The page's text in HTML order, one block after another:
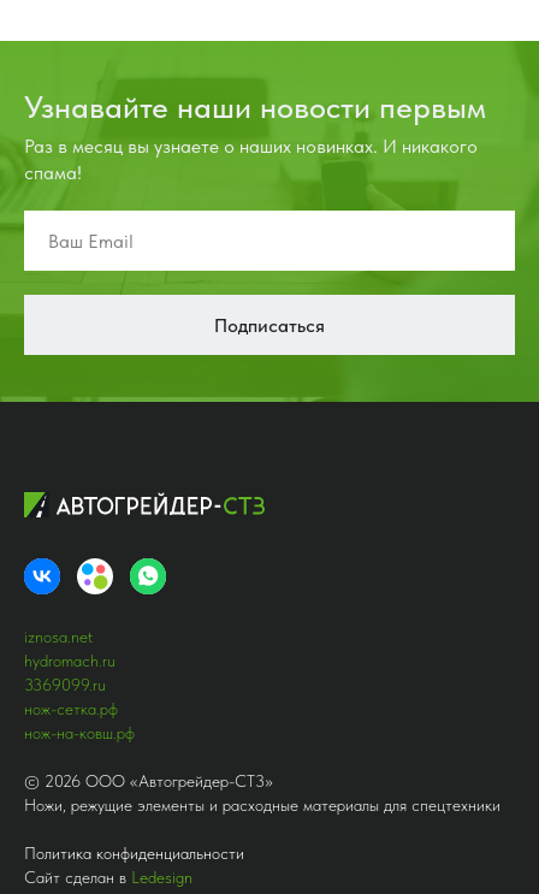
Узнавайте наши новости первым
Раз в месяц вы узнаете о наших новинках. И никакого
спама!
Подписаться
iznosa.net
hydromach.ru
3369099.ru
нож-сетка.рф
нож-на-ковш.рф
© 2026 ООО «Автогрейдер-СТ3»
Ножи, режущие элементы и расходные материалы для спецтехники
Политика конфиденциальности
Сайт сделан в Ledesign